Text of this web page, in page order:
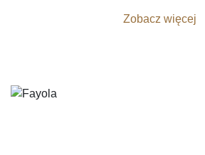
Zobacz więcej